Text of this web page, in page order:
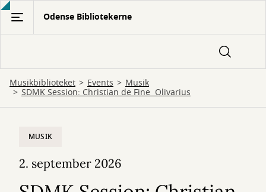
Gå
hovedindhold
Odense Bibliotekerne
Musikbiblioteket Events Musik
SDMK Session: Christian de Fine Olivarius
MUSIK
2. september 2026